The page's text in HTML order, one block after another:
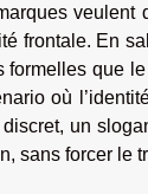
frontale. En
que
où
un
sans forcer le